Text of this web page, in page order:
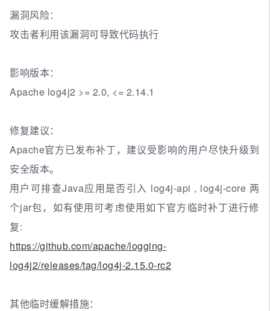
漏洞风险：
攻击者利用该漏洞可导致代码执行
影响版本：
Apache log4j2 >= 2.0, <= 2.14.1
修复建议：
Apache官方已发布补丁，建议受影响的用户尽快升级到
安全版本。
用户可排查Java应用是否引入 log4j-api , log4j-core 两
个jar包，如有使用可考虑使用如下官方临时补丁进行修
复:
https://github.com/apache/logging-
log4j2/releases/tag/log4j-2.15.0-rc2
其他临时缓解措施：